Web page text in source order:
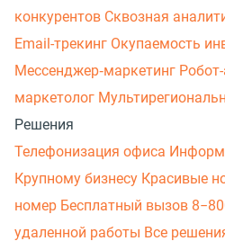
конкурентов Сквозная
Email-трекинг Окупаемость
Мессенджер‑маркетинг
маркетолог
Решения
Телефонизация офиса
Крупному бизнесу Красивые
номер Бесплатный вызов
удаленной работы Все